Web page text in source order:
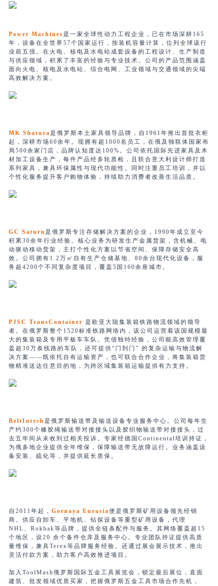
Power Machines是一家全球性动力工程企业，已在市场深耕165
年，设备在全世界57个国家运行，按装机容量计算，位列全球该行
业前五强。在火电、核电及水电站成套设备的工程设计、生产制造
与供应领域，积累了丰富的经验与专业技术。公司的产品范围涵盖
面向火电、核电及水电站、综合电网、工业领域与交通领域的尖端
高效解决方案。
MK Shatura是俄罗斯本土家具领导品牌，自1961年推出首批衣柜
起，深耕市场60余年。现拥有超1000名员工，在俄及独联体国家布
局500余家门店，品牌认知度达100%。公司依托国际先进家具及木
材加工设备生产，每件产品经多轮质检，且联合意大利设计师打造
系列家具，兼具环保属性与现代功能性。同时注重员工培训，并以
个性化服务提升客户购物体验，持续助力消费者改善生活品质。
GC Saturn是俄罗斯专注存储解决方案的企业，1990年成立至今
积累30余年行业经验。核心业务为研发生产金属货架，含机械、电
动驱动移动货架，主打个性化方案以节省空间、保障存储安全高
效。公司拥有1.2万㎡自有生产仓储基地、80余台现代化设备，服
务超4200个不同复杂度项目，覆盖5国160余座城市。
PJSC TransContainer 是欧亚大陆集装箱铁路物流领域的领导
者。在俄罗斯整个1520标准铁路网络内，该公司运营着该国规模最
大的集装箱及专用平板车车队。凭借独特经验，公司能高效管理覆
盖超30万条线路的车队，还可提供“门到门” 的复杂运输与物流解
决方案——既依托自有运输资产，也可联合合作企业，将集装箱货
物精准送达任意目的地，为跨区域集装箱运输提供有力支持。
BeltIntech是俄罗斯输送带及输送设备专业服务中心。公司每年生
产约300个橡胶绳输送带对接接头以及胶织物输送带对接接头，过
去五年间从未收到过相关投诉。专家经德国 Continental培训持证，
为俄多地企业提供全年维保，保障输送带无故障运行。业务涵盖设
备安装、硫化等，并提供延长质保。
自2011年起， Gornaya Eurasia便是俄罗斯矿用设备领先经销
商。供应自卸车、平地机、钻探设备等重型矿用设备，代理
NHL、Rokbak等品牌，提供全链条配件与服务。其网络覆盖超15
个地区，设20 余个备件仓库及服务中心。专业团队持证提供高质
量维保，兼具Terex等品牌服务经验。还通过展会展示技术，推出
灵活付款方案，助力客户高效推进项目。
加入ToolMash俄罗斯国际五金工具展览会，锁定最后展位，直面
建筑、批发领域优质买家，把握俄罗斯五金工具市场合作先机，